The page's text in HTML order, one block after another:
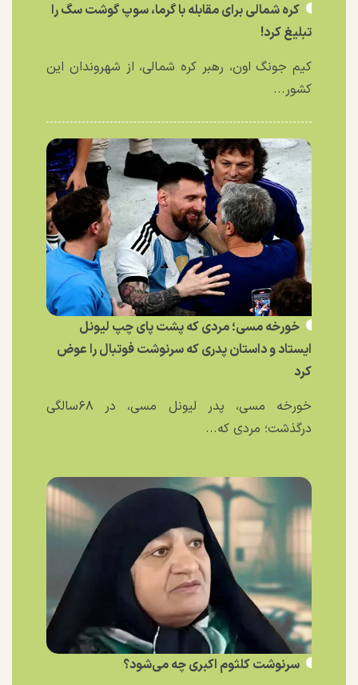
کره شمالی برای مقابله با گرما، سوپ گوشت سگ را
تبلیغ کرد!
کیم جونگ اون، رهبر کره شمالی، از شهروندان این
کشور...
خورخه مسی؛ مردی که پشت پای چپ لیونل
ایستاد و داستان پدری که سرنوشت فوتبال را عوض
کرد
خورخه مسی، پدر لیونل مسی، در ۶۸سالگی
درگذشت؛ مردی که...
سرنوشت کلثوم اکبری چه می‌شود؟